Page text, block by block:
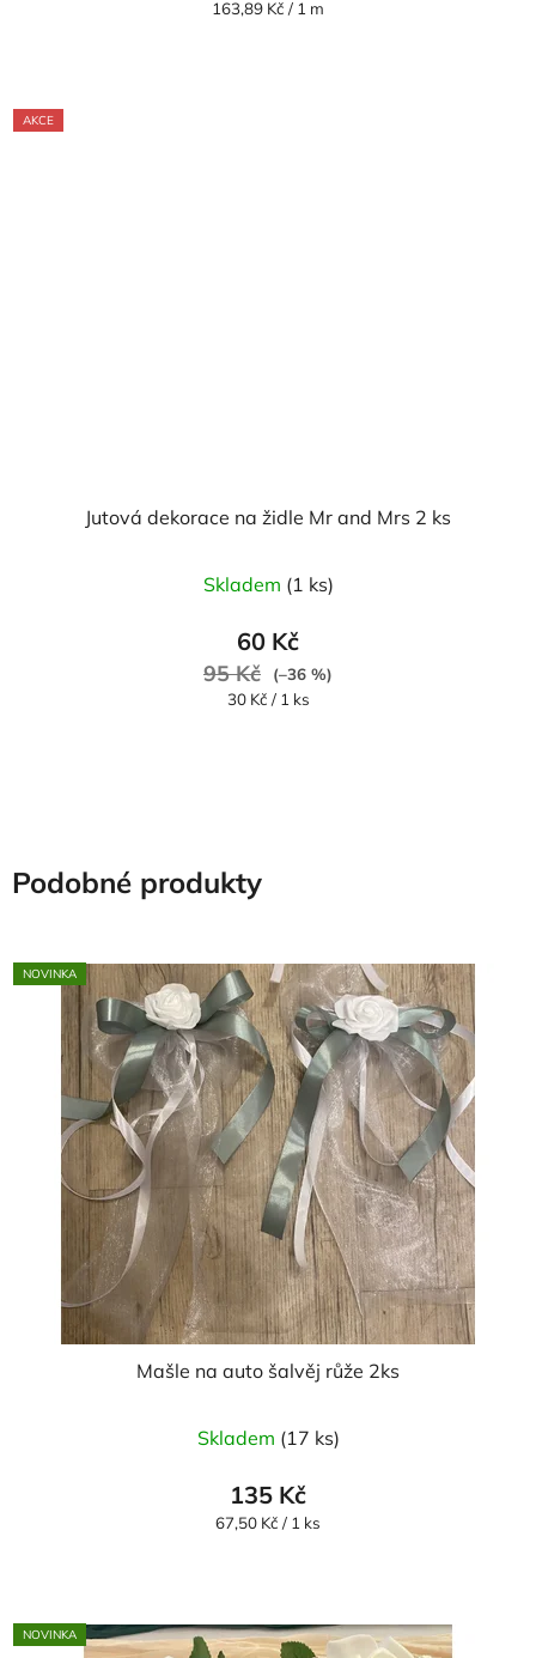
Měrná
163,89 Kč / 1 m
AKCE
Jutová dekorace na židle Mr and Mrs 2 ks
Skladem (1 ks)
60 Kč
95 Kč
(–36 %)
Měrná
30 Kč / 1 ks
Podobné produkty
NOVINKA
Mašle na auto šalvěj růže 2ks
Skladem (17 ks)
135 Kč
Měrná
67,50 Kč / 1 ks
NOVINKA